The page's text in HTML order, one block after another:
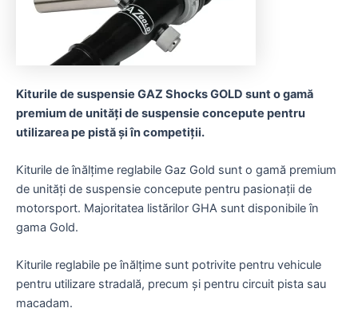
Kiturile de suspensie GAZ Shocks GOLD sunt o gamă
premium de unități de suspensie concepute pentru
utilizarea pe pistă și în competiții.
Kiturile de înălțime reglabile Gaz Gold sunt o gamă premium
de unități de suspensie concepute pentru pasionații de
motorsport. Majoritatea listărilor GHA sunt disponibile în
gama Gold.
Kiturile reglabile pe înălțime sunt potrivite pentru vehicule
pentru utilizare stradală, precum și pentru circuit pista sau
macadam.